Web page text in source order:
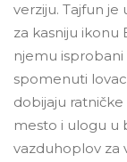
verziju. Tajfun
za kasniju ikonu
njemu isprobani
spomenuti
dobijaju
mesto i ulogu u
vazduhoplov za